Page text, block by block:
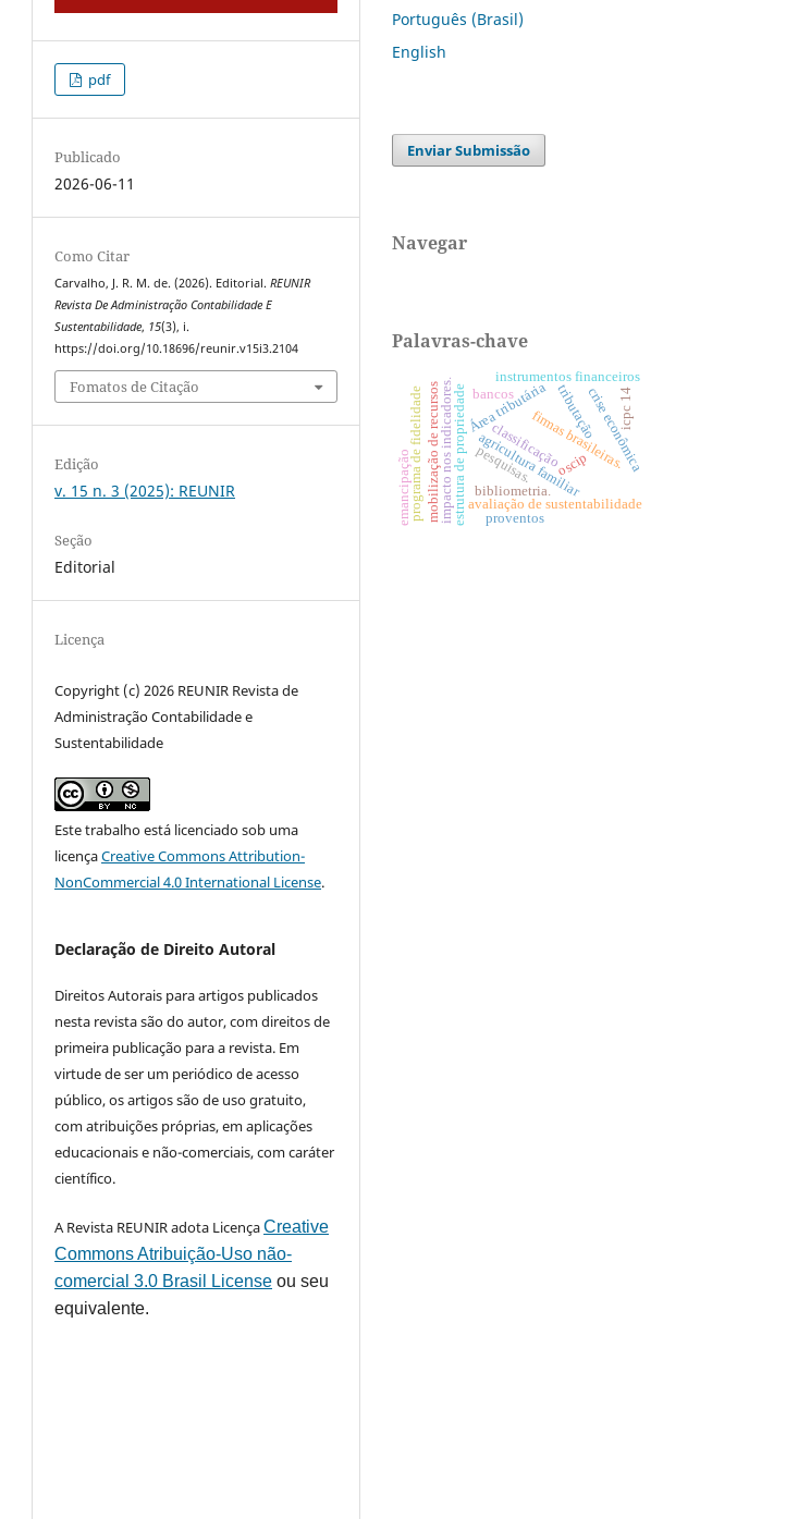
pdf
Publicado
2026-06-11
Como Citar
Carvalho, J. R. M. de. (2026). Editorial.REUNIR
Revista De Administração Contabilidade E
Sustentabilidade, 15(3), i.
https://doi.org/10.18696/reunir.v15i3.2104
Fomatos de Citação
Edição
v. 15 n. 3 (2025): REUNIR
Seção
Editorial
Licença
Copyright (c) 2026 REUNIR Revista de
Administração Contabilidade e
Sustentabilidade
Este trabalho está licenciado sob uma
licençaCreative Commons Attribution-
NonCommercial 4.0 International License.
Declaração de Direito Autoral
Direitos Autorais para artigos publicados
nesta revista são do autor, com direitos de
primeira publicação para a revista. Em
virtude de ser um periódico de acesso
público, os artigos são de uso gratuito,
com atribuições próprias, em aplicações
educacionais e não-comerciais, com caráter
científico.
A Revista REUNIR adota LicençaCreative
Commons Atribuição-Uso não-
comercial 3.0 Brasil License ou seu
equivalente.
Português (Brasil)
English
Enviar Submissão
Navegar
Palavras-chave
classificação
Área tributáriatributação
estrutura de propriedade firmas brasileiras.
avaliação de sustentabilidade
agricultura familiar
bibliometria.
bancos crise econômica
impacto nos indicadores.
instrumentos financeiros
pesquisas.
mobilização de recursos oscip
programa de fidelidade icpc 14
proventos
emancipação